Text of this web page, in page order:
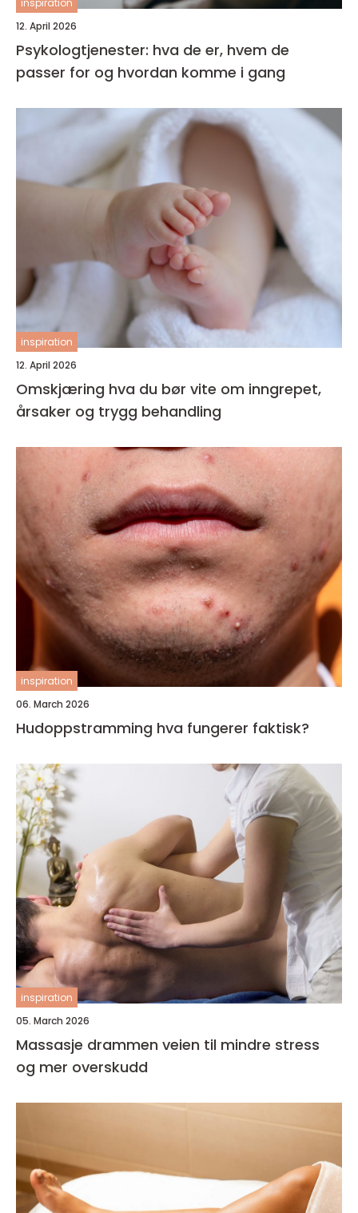
12. April 2026
Psykologtjenester: hva de er, hvem de
passer for og hvordan komme i gang
inspiration
12. April 2026
Omskjæring hva du bør vite om inngrepet,
årsaker og trygg behandling
inspiration
06. March 2026
Hudoppstramming hva fungerer faktisk?
inspiration
05. March 2026
Massasje drammen veien til mindre stress
og mer overskudd